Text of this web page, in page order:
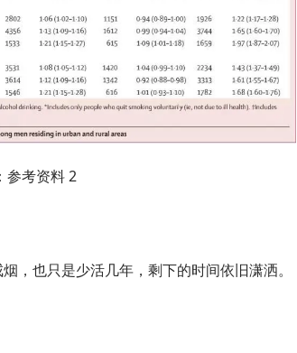
参考资料 2
，也只是少活几年，剩下的时间依旧潇洒。